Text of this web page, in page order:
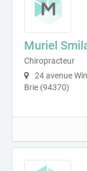
Muriel
Chiropracteur
24 avenue
Brie (94370)